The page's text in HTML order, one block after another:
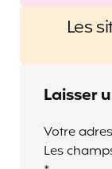
Les
Laisser
Votre
Les